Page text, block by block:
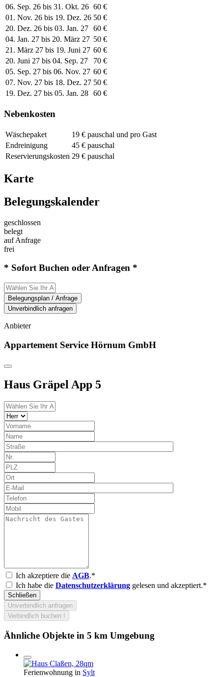
06. Sep. 26 bis 31. Okt. 26 60 €
01. Nov. 26 bis 19. Dez. 26 50 €
20. Dez. 26 bis 03. Jan. 27 60 €
04. Jan. 27 bis 20. März 27 50 €
21. März 27 bis 19. Juni 27 60 €
20. Juni 27 bis 04. Sep. 27
70 €
05. Sep. 27 bis 06. Nov. 27 60 €
07. Nov. 27 bis 18. Dez. 27 50 €
19. Dez. 27 bis 05. Jan. 28 60 €
Nebenkosten
Wäschepaket
19 € pauschal und pro Gast
Endreinigung
45 € pauschal
Reservierungskosten 29 € pauschal
Karte
Belegungskalender
geschlossen
belegt
auf Anfrage
frei
* Sofort Buchen oder Anfragen *
Belegungsplan / Anfrage
Unverbindlich anfragen
Anbieter
Appartement Service Hörnum GmbH
Haus Gräpel App 5
Ich akzeptiere die AGB.*
Ich habe die Datenschutzerklärung gelesen und akzeptiert.*
Schließen
Unverbindlich anfragen
Verbindlich buchen !
Ähnliche Objekte in 5 km Umgebung
Ferienwohnung in Sylt